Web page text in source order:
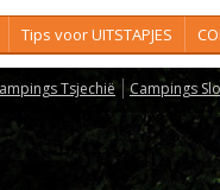
Tips voor UITSTAPJES
Tsjechië Campings